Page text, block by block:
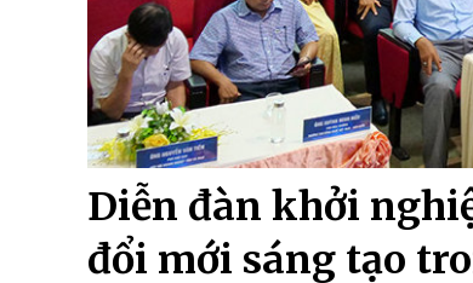
Diễn đàn khởi
đổi mới sáng tạo